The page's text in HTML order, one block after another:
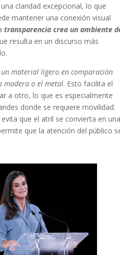
claridad excepcional, lo que
mantener una conexión visual
transparencia crea un ambiente
resulta en un discurso más
material ligero en comparación
madera o el metal. Esto facilita el
a otro, lo que es especialmente
donde se requiere movilidad.
que el atril se convierta en una
que la atención del público